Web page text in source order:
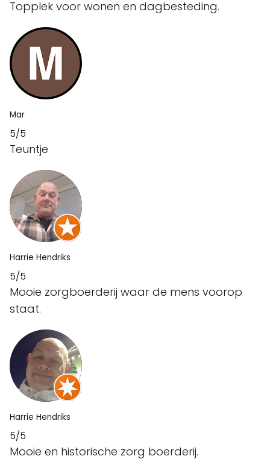
Topplek voor wonen en dagbesteding.
Mar
5/5
Teuntje
Harrie Hendriks
5/5
Mooie zorgboerderij waar de mens voorop
staat.
Harrie Hendriks
5/5
Mooie en historische zorg boerderij.